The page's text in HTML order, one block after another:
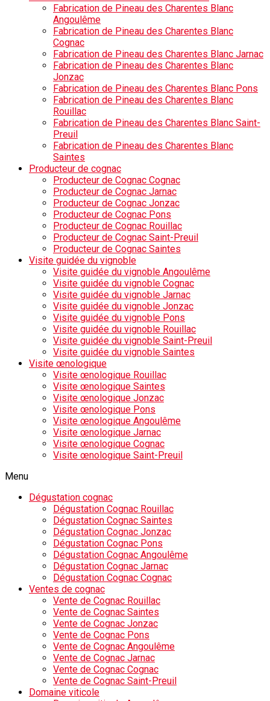
Fabrication de Pineau des Charentes Blanc
Angoulême
Fabrication de Pineau des Charentes Blanc
Cognac
Fabrication de Pineau des Charentes Blanc Jarnac
Fabrication de Pineau des Charentes Blanc
Jonzac
Fabrication de Pineau des Charentes Blanc Pons
Fabrication de Pineau des Charentes Blanc
Rouillac
Fabrication de Pineau des Charentes Blanc Saint-
Preuil
Fabrication de Pineau des Charentes Blanc
Saintes
Producteur de cognac
Producteur de Cognac Cognac
Producteur de Cognac Jarnac
Producteur de Cognac Jonzac
Producteur de Cognac Pons
Producteur de Cognac Rouillac
Producteur de Cognac Saint-Preuil
Producteur de Cognac Saintes
Visite guidée du vignoble
Visite guidée du vignoble Angoulême
Visite guidée du vignoble Cognac
Visite guidée du vignoble Jarnac
Visite guidée du vignoble Jonzac
Visite guidée du vignoble Pons
Visite guidée du vignoble Rouillac
Visite guidée du vignoble Saint-Preuil
Visite guidée du vignoble Saintes
Visite œnologique
Visite œnologique Rouillac
Visite œnologique Saintes
Visite œnologique Jonzac
Visite œnologique Pons
Visite œnologique Angoulême
Visite œnologique Jarnac
Visite œnologique Cognac
Visite œnologique Saint-Preuil
Menu
Dégustation cognac
Dégustation Cognac Rouillac
Dégustation Cognac Saintes
Dégustation Cognac Jonzac
Dégustation Cognac Pons
Dégustation Cognac Angoulême
Dégustation Cognac Jarnac
Dégustation Cognac Cognac
Ventes de cognac
Vente de Cognac Rouillac
Vente de Cognac Saintes
Vente de Cognac Jonzac
Vente de Cognac Pons
Vente de Cognac Angoulême
Vente de Cognac Jarnac
Vente de Cognac Cognac
Vente de Cognac Saint-Preuil
Domaine viticole